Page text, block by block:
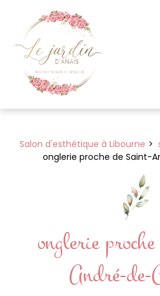
Salon d'esthétique à Libourne
onglerie proche de Saint-
onglerie
André-de-